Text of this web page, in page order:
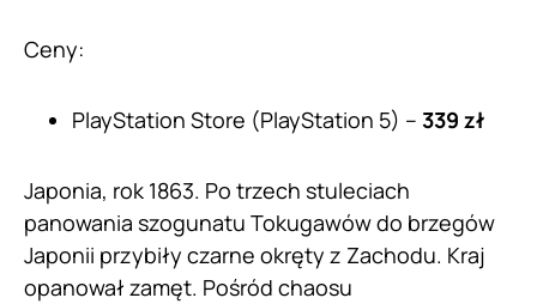
Ceny:
PlayStation Store (PlayStation 5) – 339 zł
Japonia, rok 1863. Po trzech stuleciach
panowania szogunatu Tokugawów do brzegów
Japonii przybiły czarne okręty z Zachodu. Kraj
opanował zamęt. Pośród chaosu